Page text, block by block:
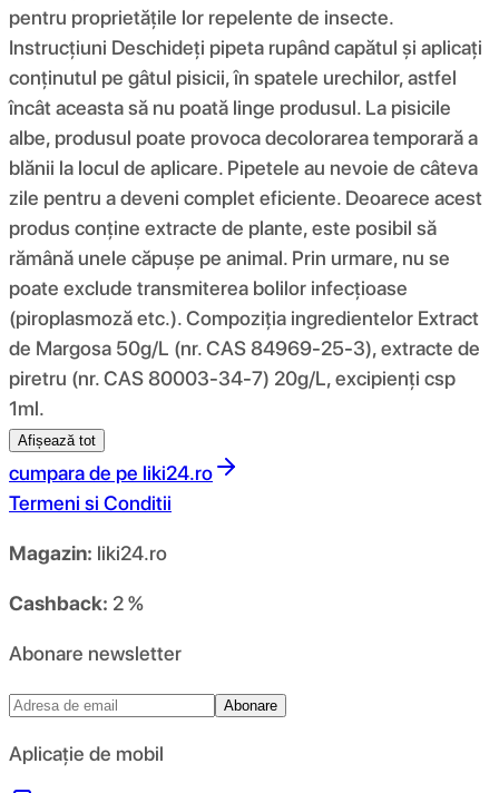
pentru proprietățile lor repelente de insecte.
Instrucţiuni Deschideți pipeta rupând capătul și aplicați
conținutul pe gâtul pisicii, în spatele urechilor, astfel
încât aceasta să nu poată linge produsul. La pisicile
albe, produsul poate provoca decolorarea temporară a
blănii la locul de aplicare. Pipetele au nevoie de câteva
zile pentru a deveni complet eficiente. Deoarece acest
produs conține extracte de plante, este posibil să
rămână unele căpușe pe animal. Prin urmare, nu se
poate exclude transmiterea bolilor infecțioase
(piroplasmoză etc.). Compoziția ingredientelor Extract
de Margosa 50g/L (nr. CAS 84969-25-3), extracte de
piretru (nr. CAS 80003-34-7) 20g/L, excipienți csp
1ml.
Afișează tot
cumpara de pe liki24.ro
Termeni si Conditii
Magazin: liki24.ro
Cashback: 2 %
Abonare newsletter
Abonare
Aplicație de mobil